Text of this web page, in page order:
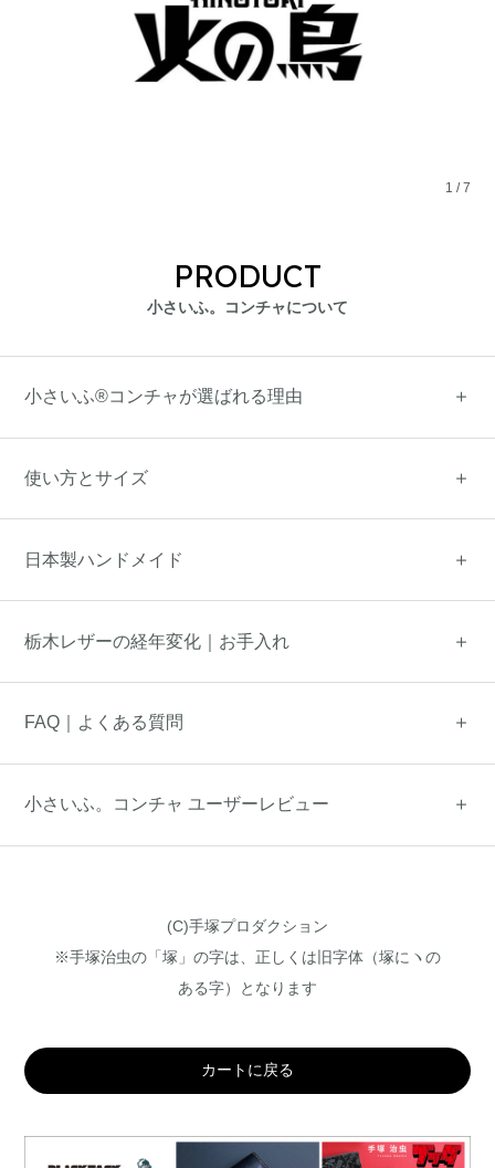
1 /7
PRODUCT
小さいふ。コンチャについて
小さいふ®コンチャが選ばれる理由
使い方とサイズ
日本製ハンドメイド
栃木レザーの経年変化｜お手入れ
FAQ｜よくある質問
小さいふ。コンチャ ユーザーレビュー
(C)手塚プロダクション
※手塚治虫の「塚」の字は、正しくは旧字体（塚にヽの
ある字）となります
カートに戻る